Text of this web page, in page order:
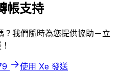
帳支持
我們隨時為您提供協助－立
使用 Xe 發送